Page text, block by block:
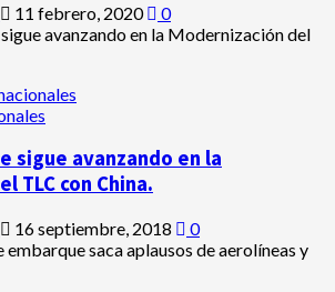
11 febrero, 2020 0
sigue avanzando en la
TLC con China.
16 septiembre, 2018 0